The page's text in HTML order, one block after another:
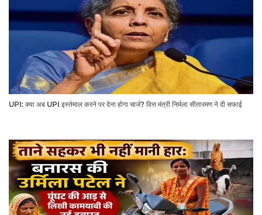
UPI: क्या अब UPI इस्तेमाल करने पर देना होगा चार्ज? वित्त मंत्री निर्मला सीतारमण ने दी सफाई